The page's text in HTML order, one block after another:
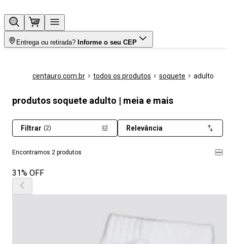
Entrega ou retirada? Informe o seu CEP
centauro.com.br todos os produtos soquete adulto
produtos soquete adulto | meia e mais
Encontramos 2 produtos
Filtrar (2) Relevância
31% OFF